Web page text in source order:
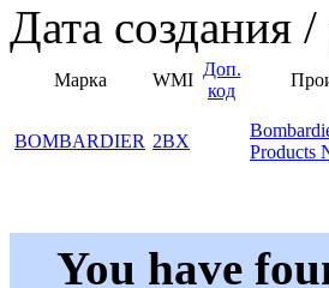
Дата создания
Марка WMI
Доп.
код
BOMBARDIER 2BX
Products
You have